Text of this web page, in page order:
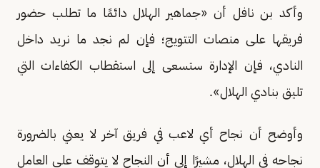
وأكد بن نافل أن «جماهير الهلال دائمًا ما تطلب حضور
فريقها على منصات التتويج؛ فإن لم نجد ما نريد داخل
النادي، فإن الإدارة ستسعى إلى استقطاب الكفاءات التي
تليق بنادي الهلال».
وأوضح أن نجاح أي لاعب في فريق آخر لا يعني بالضرورة
نجاحه في الهلال، مشيرًا إلى أن النجاح لا يتوقف على العامل